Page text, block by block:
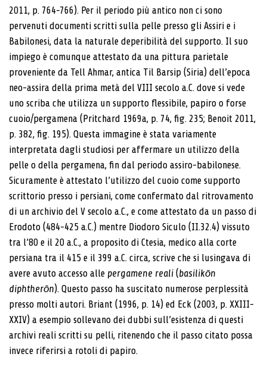
2011, p. 764-766). Per il periodo più antico non ci sono
pervenuti documenti scritti sulla pelle presso gli Assiri e i
Babilonesi, data la naturale deperibilità del supporto. Il suo
impiego è comunque attestato da una pittura parietale
proveniente da Tell Ahmar, antica Til Barsip (Siria) dell’epoca
neo-assira della prima metà del VIII secolo a.C. dove si vede
uno scriba che utilizza un supporto flessibile, papiro o forse
cuoio/pergamena (Pritchard 1969a, p. 74, fig. 235; Benoit 2011,
p. 382, fig. 195). Questa immagine è stata variamente
interpretata dagli studiosi per affermare un utilizzo della
pelle o della pergamena, fin dal periodo assiro-babilonese.
Sicuramente è attestato l’utilizzo del cuoio come supporto
scrittorio presso i persiani, come confermato dal ritrovamento
di un archivio del V secolo a.C., e come attestato da un passo di
Erodoto (484-425 a.C.) mentre Diodoro Siculo (II.32.4) vissuto
tra l’80 e il 20 a.C., a proposito di Ctesia, medico alla corte
persiana tra il 415 e il 399 a.C. circa, scrive che si lusingava di
avere avuto accesso alle pergamene reali (basilikōn
diphtherōn). Questo passo ha suscitato numerose perplessità
presso molti autori. Briant (1996, p. 14) ed Eck (2003, p. XXIII-
XXIV) a esempio sollevano dei dubbi sull’esistenza di questi
archivi reali scritti su pelli, ritenendo che il passo citato possa
invece riferirsi a rotoli di papiro.